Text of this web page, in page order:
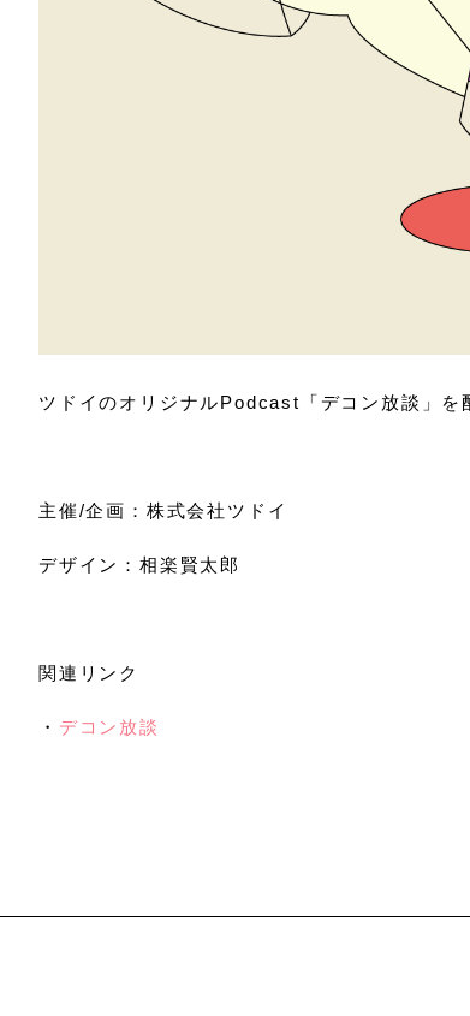
ツドイのオリジナルPodcast「デコン放談」を
主催/企画：株式会社ツドイ
デザイン：相楽賢太郎
関連リンク
・ デコン放談